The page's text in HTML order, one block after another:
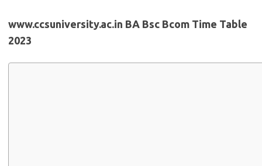
www.ccsuniversity.ac.in BA Bsc Bcom Time Table
2023